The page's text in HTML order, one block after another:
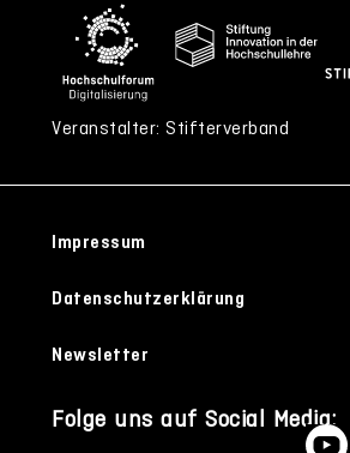
Veranstalter: Stifterverband
Impressum
Datenschutzerklärung
Newsletter
Folge uns auf Social Media: